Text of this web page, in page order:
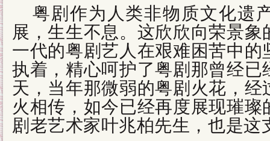
粤剧作为人类非物质文化遗
展，生生不息。这欣欣向荣景
一代的粤剧艺人在艰难困苦中
执着，精心呵护了粤剧那曾经
天，当年那微弱的粤剧火花，
火相传，如今已经再度展现璀
剧老艺术家叶兆柏先生，也是